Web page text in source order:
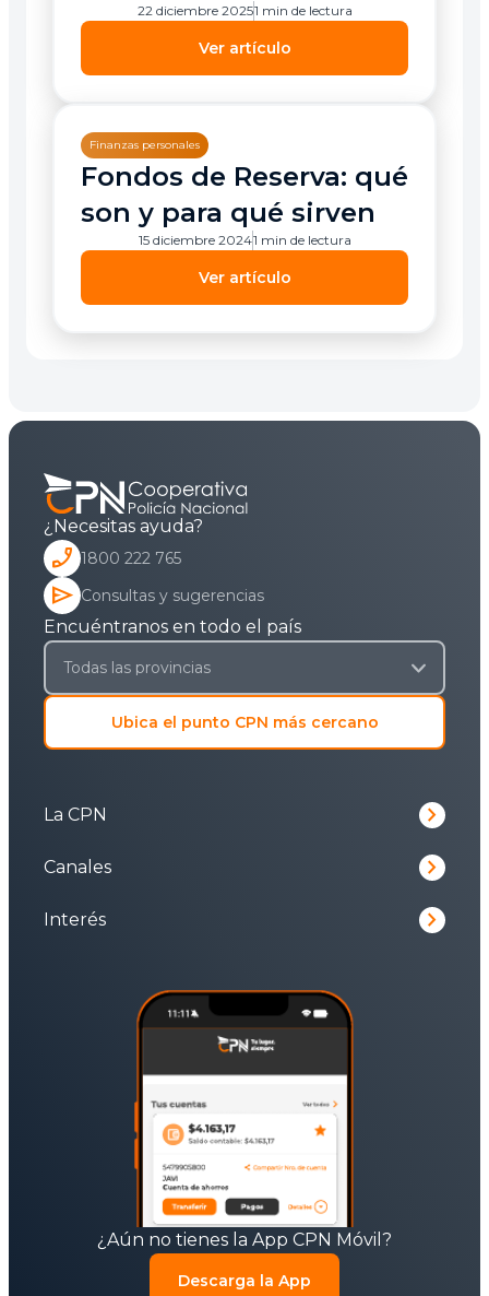
Ver artículo
22 diciembre 20251 min de lectura
Finanzas personales
Fondos de Reserva: qué
son y para qué sirven
Ver artículo
15 diciembre 20241 min de lectura
¿Necesitas ayuda?
phone_enabled 1800 222 765
send Consultas y sugerencias
Encuéntranos en todo el país
Ubica el punto CPN más cercano
La CPN keyboard_arrow_right
Canales keyboard_arrow_right
Interés keyboard_arrow_right
¿Aún no tienes la App CPN Móvil?
Descarga la App